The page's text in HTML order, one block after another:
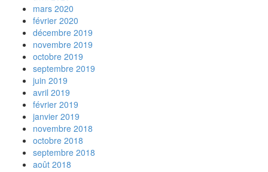
mars 2020
février 2020
décembre 2019
novembre 2019
octobre 2019
septembre 2019
juin 2019
avril 2019
février 2019
janvier 2019
novembre 2018
octobre 2018
septembre 2018
août 2018